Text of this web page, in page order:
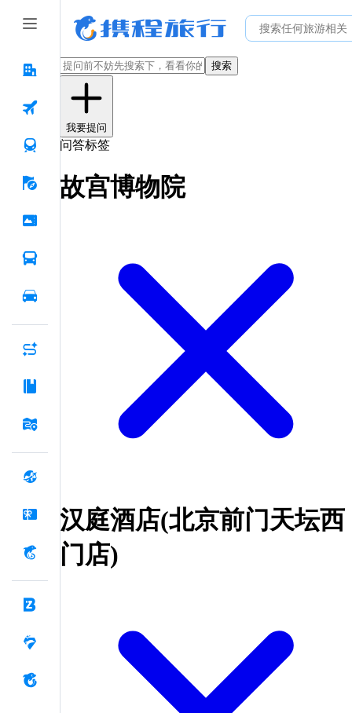
搜索
我要提问
问答标签
故宫博物院
汉庭酒店(北京前门天坛西
门店)